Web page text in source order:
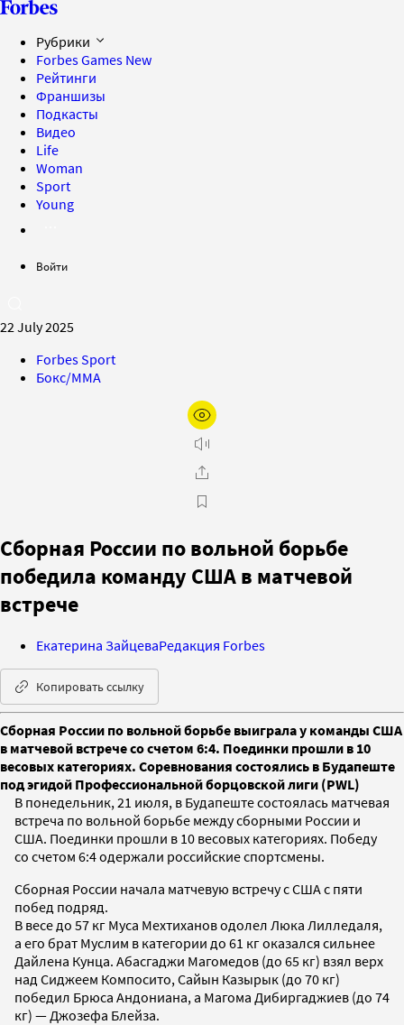
Рубрики
Forbes Games New
Рейтинги
Франшизы
Подкасты
Видео
Life
Woman
Sport
Young
Войти
22 July 2025
Forbes Sport
Бокс/MMA
Сборная России по вольной борьбе
победила команду США в матчевой
встрече
Екатерина ЗайцеваРедакция Forbes
Копировать ссылку
Сборная России по вольной борьбе выиграла у команды США
в матчевой встрече со счетом 6:4. Поединки прошли в 10
весовых категориях. Соревнования состоялись в Будапеште
под эгидой Профессиональной борцовской лиги (PWL)
В понедельник, 21 июля, в Будапеште состоялась матчевая
встреча по вольной борьбе между сборными России и
США. Поединки прошли в 10 весовых категориях. Победу
со счетом 6:4 одержали российские спортсмены.
Сборная России начала матчевую встречу с США с пяти
побед подряд.
В весе до 57 кг Муса Мехтиханов одолел Люка Лилледаля,
а его брат Муслим в категории до 61 кг оказался сильнее
Дайлена Кунца. Абасгаджи Магомедов (до 65 кг) взял верх
над Сиджеем Компосито, Сайын Казырык (до 70 кг)
победил Брюса Андониана, а Магома Дибиргаджиев (до 74
кг) — Джозефа Блейза.